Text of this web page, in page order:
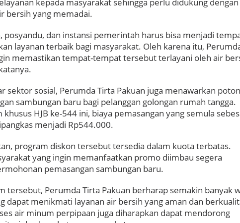
r
a
i
s
a
n
a
m
u
n
a
n
A
u
n
t
bersih yang memadai.
posyandu, dan instansi pemerintah harus bisa menjadi
layanan terbaik bagi masyarakat. Oleh karena itu,
memastikan tempat-tempat tersebut terlayani oleh air
sektor sosial, Perumda Tirta Pakuan juga menawarkan
sambungan baru bagi pelanggan golongan rumah tangga.
HJB ke-544 ini, biaya pemasangan yang semula
menjadi Rp544.000.
program diskon tersebut tersedia dalam kuota terbatas.
yang ingin memanfaatkan promo diimbau segera
pemasangan sambungan baru.
tersebut, Perumda Tirta Pakuan berharap semakin banyak
dapat menikmati layanan air bersih yang aman dan
air minum perpipaan juga diharapkan dapat mendorong